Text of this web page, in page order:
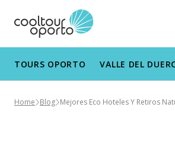
TOURS OPORTO VALLE DEL
Home Blog Mejores Eco Hoteles Y Retiros